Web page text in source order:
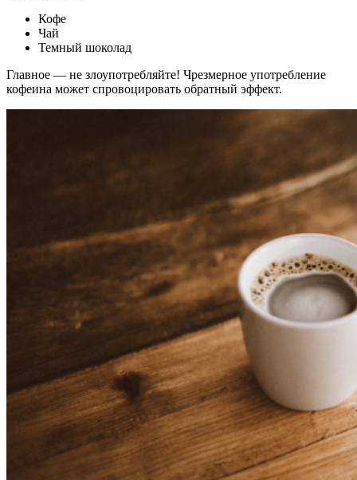
Кофе
Чай
Темный шоколад
Главное — не злоупотребляйте! Чрезмерное употребление
кофеина может спровоцировать обратный эффект.